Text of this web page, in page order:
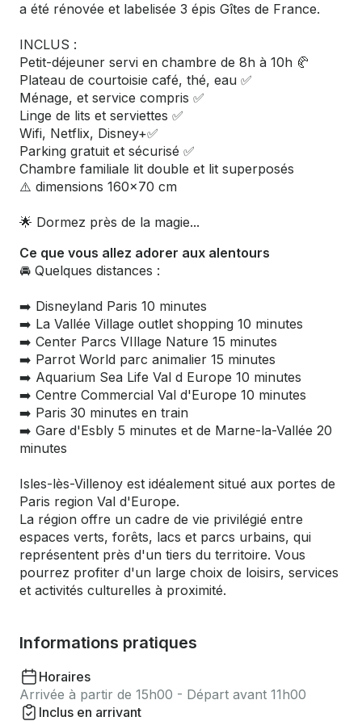
a été rénovée et labelisée 3 épis Gîtes de France.
INCLUS :
Petit-déjeuner servi en chambre de 8h à 10h 🥐
Plateau de courtoisie café, thé, eau ✅️
Ménage, et service compris ✅️
Linge de lits et serviettes ✅️
Wifi, Netflix, Disney+✅️
Parking gratuit et sécurisé ✅️
Chambre familiale lit double et lit superposés
⚠️ dimensions 160x70 cm
🌟 Dormez près de la magie...
Ce que vous allez adorer aux alentours
🚘 Quelques distances :
➡️ Disneyland Paris 10 minutes
➡️ La Vallée Village outlet shopping 10 minutes
➡️ Center Parcs VIllage Nature 15 minutes
➡️ Parrot World parc animalier 15 minutes
➡️ Aquarium Sea Life Val d Europe 10 minutes
➡️ Centre Commercial Val d'Europe 10 minutes
➡️ Paris 30 minutes en train
➡️ Gare d'Esbly 5 minutes et de Marne-la-Vallée 20
minutes
Isles-lès-Villenoy est idéalement situé aux portes de
Paris region Val d'Europe.
La région offre un cadre de vie privilégié entre
espaces verts, forêts, lacs et parcs urbains, qui
représentent près d'un tiers du territoire. Vous
pourrez profiter d'un large choix de loisirs, services
et activités culturelles à proximité.
Informations pratiques
Horaires
Arrivée à partir de 15h00 - Départ avant 11h00
Inclus en arrivant